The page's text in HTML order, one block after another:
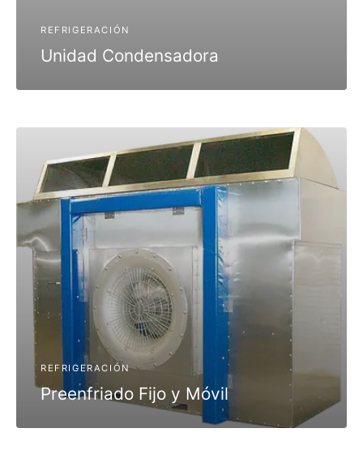
REFRIGERACIÓN
Unidad Condensadora
REFRIGERACIÓN
Preenfriado Fijo y Móvil